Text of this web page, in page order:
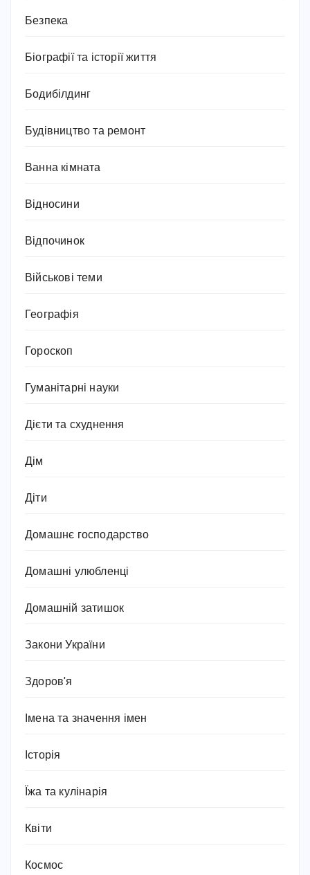
Безпека
Біографії та історії життя
Бодибілдинг
Будівництво та ремонт
Ванна кімната
Відносини
Відпочинок
Військові теми
Географія
Гороскоп
Гуманітарні науки
Дієти та схуднення
Дім
Діти
Домашнє господарство
Домашні улюбленці
Домашній затишок
Закони України
Здоров'я
Імена та значення імен
Історія
Їжа та кулінарія
Квіти
Космос